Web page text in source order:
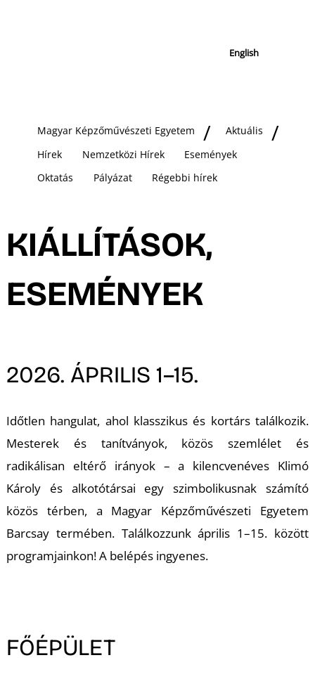
English
Magyar Képzőművészeti Egyetem
Aktuális
Hírek
Nemzetközi Hírek
Események
Oktatás
Pályázat Régebbi hírek
KIÁLLÍTÁSOK,
ESEMÉNYEK
2026. ÁPRILIS 1–15.
Időtlen hangulat, ahol klasszikus és kortárs találkozik.
Mesterek és tanítványok, közös szemlélet és
radikálisan eltérő irányok – a kilencvenéves Klimó
Károly és alkotótársai egy szimbolikusnak számító
közös térben, a Magyar Képzőművészeti Egyetem
Barcsay termében. Találkozzunk április 1–15. között
programjainkon! A belépés ingyenes.
FŐÉPÜLET